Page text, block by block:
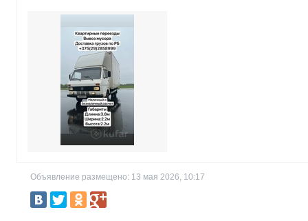
Объявление размещено: 13 мая 2026, 10:17